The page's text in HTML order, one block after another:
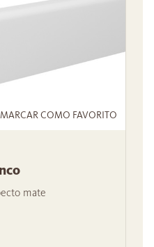
MARCAR COMO FAVORITO
mate